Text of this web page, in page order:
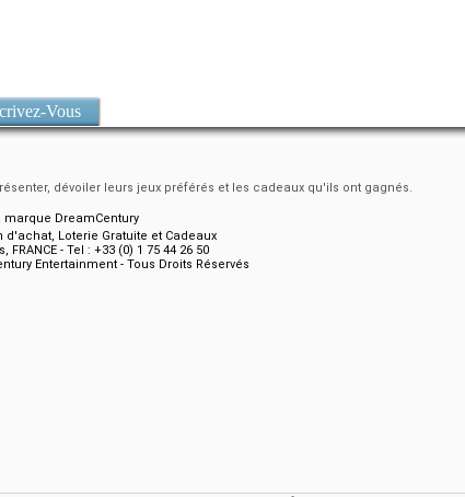
Vous
dévoiler leurs jeux préférés et les cadeaux qu'ils ont gagnés.
d'achat, Loterie Gratuite et Cadeaux
- Tel : +33 (0) 1 75 44 26 50
Entertainment - Tous Droits Réservés